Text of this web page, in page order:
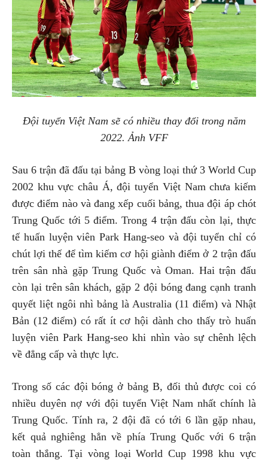
Đội tuyển Việt Nam sẽ có nhiều thay đổi trong năm
2022. Ảnh VFF
Sau 6 trận đã đấu tại bảng B vòng loại thứ 3 World Cup
2002 khu vực châu Á, đội tuyển Việt Nam chưa kiếm
được điểm nào và đang xếp cuối bảng, thua đội áp chót
Trung Quốc tới 5 điểm. Trong 4 trận đấu còn lại, thực
tế huấn luyện viên Park Hang-seo và đội tuyển chỉ có
chút lợi thế để tìm kiếm cơ hội giành điểm ở 2 trận đấu
trên sân nhà gặp Trung Quốc và Oman. Hai trận đấu
còn lại trên sân khách, gặp 2 đội bóng đang cạnh tranh
quyết liệt ngôi nhì bảng là Australia (11 điểm) và Nhật
Bản (12 điểm) có rất ít cơ hội dành cho thấy trò huấn
luyện viên Park Hang-seo khi nhìn vào sự chênh lệch
về đẳng cấp và thực lực.
Trong số các đội bóng ở bảng B, đối thủ được coi có
nhiều duyên nợ với đội tuyển Việt Nam nhất chính là
Trung Quốc. Tính ra, 2 đội đã có tới 6 lần gặp nhau,
kết quả nghiêng hẳn về phía Trung Quốc với 6 trận
toàn thắng. Tại vòng loại World Cup 1998 khu vực